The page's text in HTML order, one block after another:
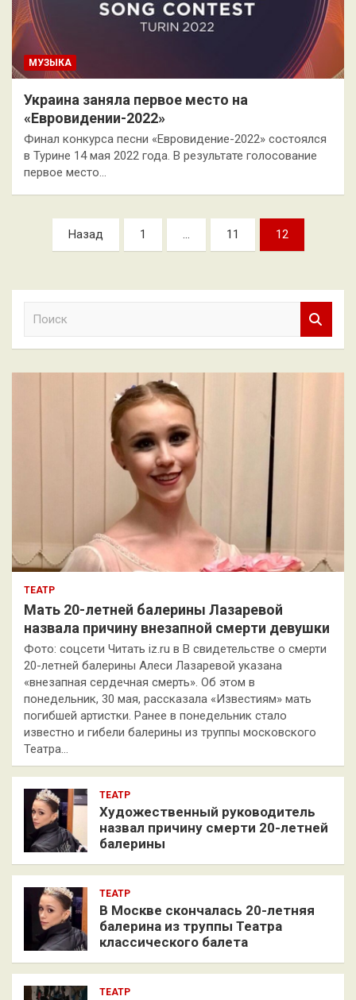
МУЗЫКА
Украина заняла первое место на
«Евровидении-2022»
Финал конкурса песни «Евровидение-2022» состоялся
в Турине 14 мая 2022 года. В результате голосование
первое место…
Пагинация
записей
Назад 1 … 11 12
к
ТЕАТР
Мать 20-летней балерины Лазаревой
назвала причину внезапной смерти девушки
Фото: соцсети Читать iz.ru в В свидетельстве о смерти
20-летней балерины Алеси Лазаревой указана
«внезапная сердечная смерть». Об этом в
понедельник, 30 мая, рассказала «Известиям» мать
погибшей артистки. Ранее в понедельник стало
известно и гибели балерины из труппы московского
Театра…
ТЕАТР
Художественный руководитель
назвал причину смерти 20-летней
балерины
ТЕАТР
В Москве скончалась 20-летняя
балерина из труппы Театра
классического балета
ТЕАТР